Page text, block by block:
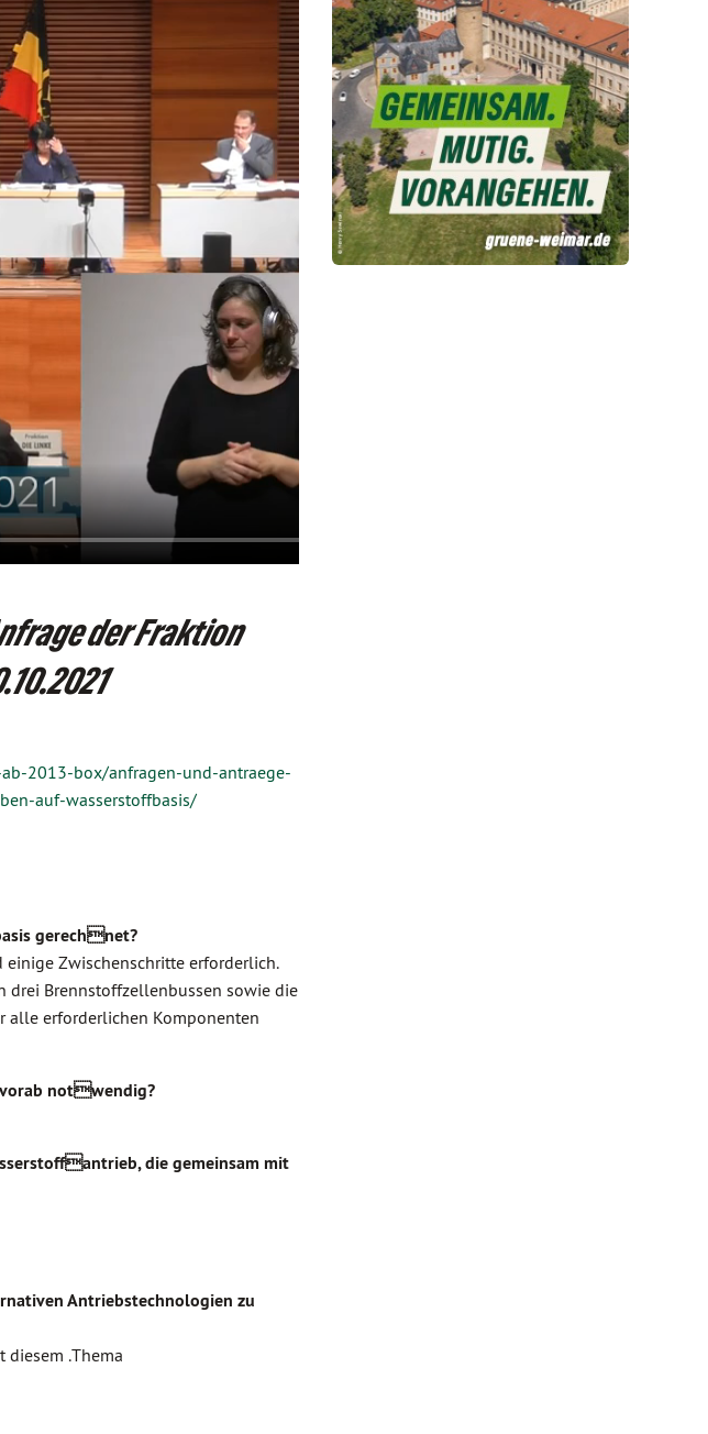
der Fraktion
2013-box/anfragen-und-antraege-
auf-wasserstoffbasis/
gerechnet?
einige Zwischenschritte erforderlich.
drei Brennstoffzellenbussen sowie die
alle erforderlichen Komponenten
vorab notwendig?
die gemeinsam mit
Antriebstechnologien zu
diesem .Thema